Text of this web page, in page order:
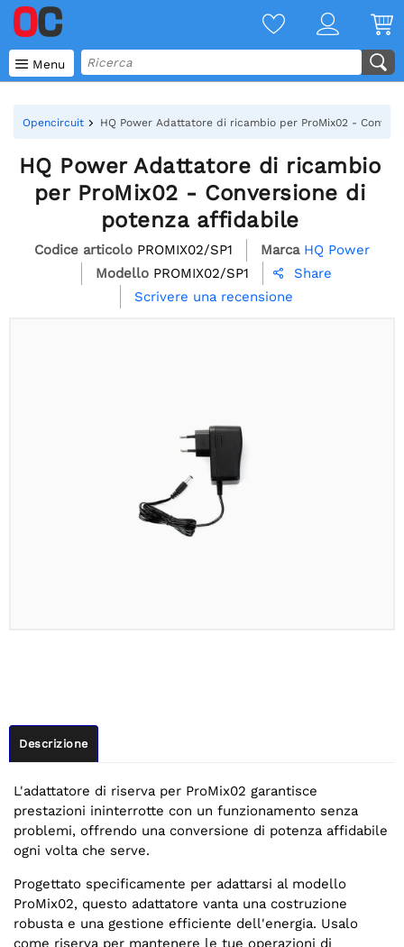
 Menu
Opencircuit HQ Power Adattatore di ricambio per ProMix02 -
HQ Power Adattatore di ricambio
per ProMix02 - Conversione di
potenza affidabile
Codice articolo PROMIX02/SP1 Marca HQ Power
Modello PROMIX02/SP1 
Share
Scrivere una recensione
Descrizione
L'adattatore di riserva per ProMix02 garantisce
prestazioni ininterrotte con un funzionamento senza
problemi, offrendo una conversione di potenza affidabile
ogni volta che serve.
Progettato specificamente per adattarsi al modello
ProMix02, questo adattatore vanta una costruzione
robusta e una gestione efficiente dell'energia. Usalo
come riserva per mantenere le tue operazioni di